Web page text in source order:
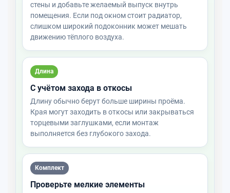
стены и добавьте желаемый выпуск внутрь
помещения. Если под окном стоит радиатор,
слишком широкий подоконник может мешать
движению тёплого воздуха.
Длина
С учётом захода в откосы
Длину обычно берут больше ширины проёма.
Края могут заходить в откосы или закрываться
торцевыми заглушками, если монтаж
выполняется без глубокого захода.
Комплект
Проверьте мелкие элементы